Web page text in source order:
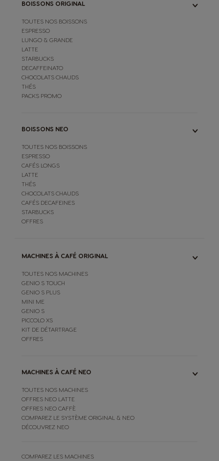
BOISSONS ORIGINAL
TOUTES NOS BOISSONS
ESPRESSO
LUNGO & GRANDE
LATTE
STARBUCKS
DECAFFEINATO
CHOCOLATS CHAUDS
THÉS
PACKS PROMO
BOISSONS NEO
TOUTES NOS BOISSONS
ESPRESSO
CAFÉS LONGS
LATTE
THÉS
CHOCOLATS CHAUDS
CAFÉS DECAFEINES
STARBUCKS
OFFRES
MACHINES À CAFÉ ORIGINAL
TOUTES NOS MACHINES
GENIO S TOUCH
GENIO S PLUS
MINI ME
GENIO S
PICCOLO XS
KIT DE DÉTARTRAGE
OFFRES
MACHINES À CAFÉ NEO
TOUTES NOS MACHINES
OFFRES NEO LATTE
OFFRES NEO CAFFÈ
COMPAREZ LE SYSTÈME ORIGINAL & NEO
DÉCOUVREZ NEO
COMPAREZ LES MACHINES